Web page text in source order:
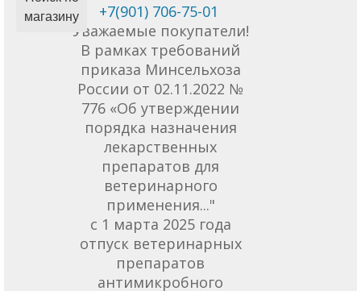
магазину
+7(901) 706-75-01
Уважаемые покупатели!
В рамках требований
приказа Минсельхоза
России от 02.11.2022 №
776 «Об утверждении
порядка назначения
лекарственных
препаратов для
ветеринарного
применения..."
с 1 марта 2025 года
отпуск ветеринарных
препаратов
антимикробного